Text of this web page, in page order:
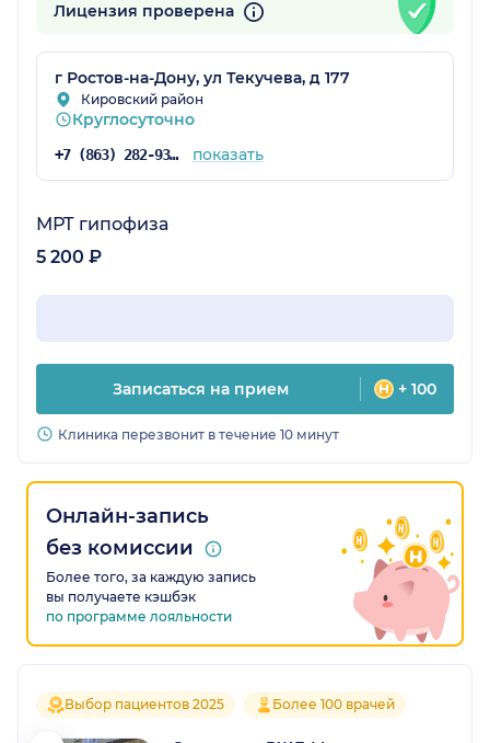
Лицензия проверена
г Ростов-на-Дону, ул Текучева, д 177
Кировский район
Круглосуточно
+7 (863) 282-93-77 показать
МРТ гипофиза
5 200 ₽
Записаться на прием + 100
Клиника перезвонит в течение 10 минут
Онлайн-запись
без комиссии
Более того, за каждую запись
вы получаете кэшбэк
по программе лояльности
Выбор пациентов 2025 Более 100 врачей